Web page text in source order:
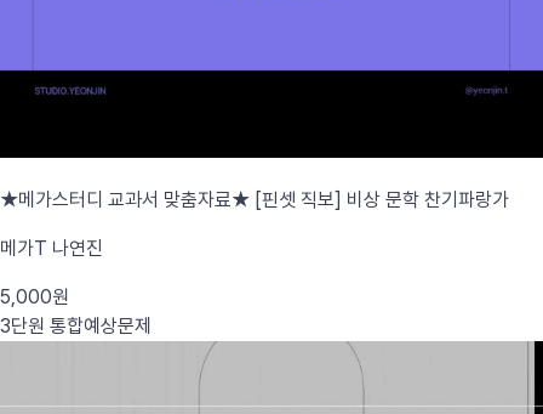
★메가스터디 교과서 맞춤자료★ [핀셋 직보] 비상 문학 찬기파랑가
메가T 나연진
5,000원
3단원 통합예상문제